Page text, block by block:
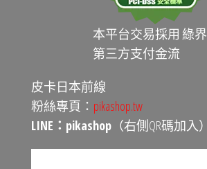
本平台交易採用 綠界
第三方支付金流
皮卡日本前線
粉絲專頁： pikashop.tw
LINE：pikashop （右側QR碼加入）